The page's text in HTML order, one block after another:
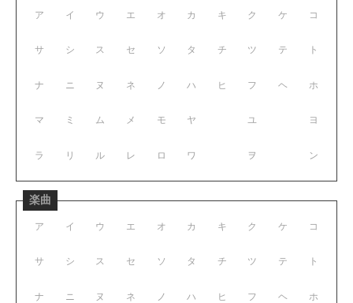
ア イ ウ エ オ
サ シ ス セ ソ
ナ ニ ヌ ネ ノ
マ ミ ム メ モ
ラ リ ル レ ロ
カ キ ク ケ コ
タ チ ツ テ ト
ハ ヒ フ ヘ ホ
ヤ ユ ヨ
ワ ヲ ン
楽曲
ア イ ウ エ オ
サ シ ス セ ソ
ナ ニ ヌ ネ ノ
カ キ ク ケ コ
タ チ ツ テ ト
ハ ヒ フ ヘ ホ